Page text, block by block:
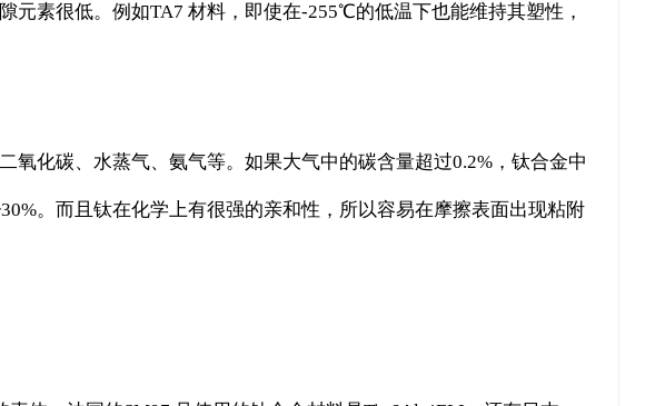
素很低。例如TA7 材料，即使在-255℃的低温下也能维持其塑性，
化碳、水蒸气、氨气等。如果大气中的碳含量超过0.2%，钛合金中
。而且钛在化学上有很强的亲和性，所以容易在摩擦表面出现粘附